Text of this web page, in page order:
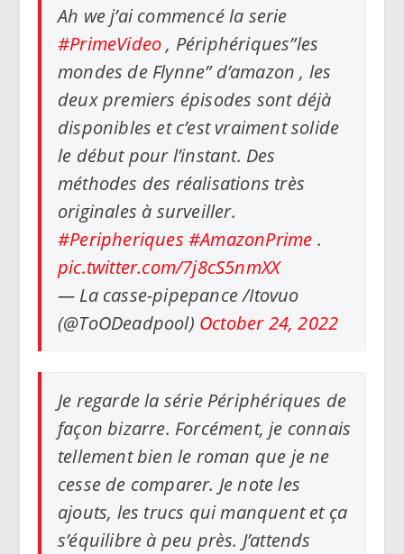
Ah we j’ai commencé la serie
#PrimeVideo, Périphériques”les
mondes de Flynne” d’amazon , les
deux premiers épisodes sont déjà
disponibles et c’est vraiment solide
le début pour l’instant. Des
méthodes des réalisations très
originales à surveiller.
#Peripheriques #AmazonPrime .
pic.twitter.com/7j8cS5nmXX
— La casse-pipepance /Itovuo
(@ToODeadpool) October 24, 2022
Je regarde la série Périphériques de
façon bizarre. Forcément, je connais
tellement bien le roman que je ne
cesse de comparer. Je note les
ajouts, les trucs qui manquent et ça
s’équilibre à peu près. J’attends